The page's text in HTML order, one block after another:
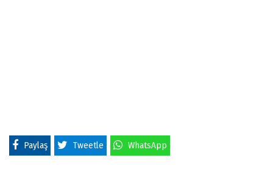
Paylaş Tweetle WhatsApp